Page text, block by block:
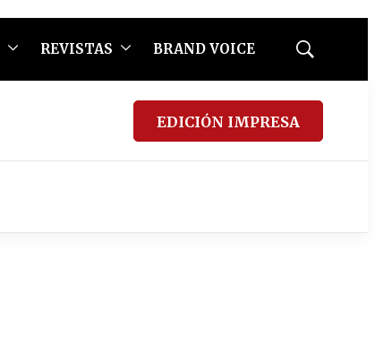
REVISTAS BRAND VOICE
Mostrar
EDICIÓN IMPRESA